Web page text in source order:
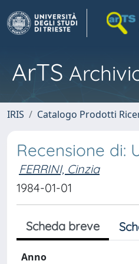
ArTS
IRIS Catalogo Prodotti
Recensione di:
FERRINI, Cinzia
1984-01-01
Scheda breve
Anno